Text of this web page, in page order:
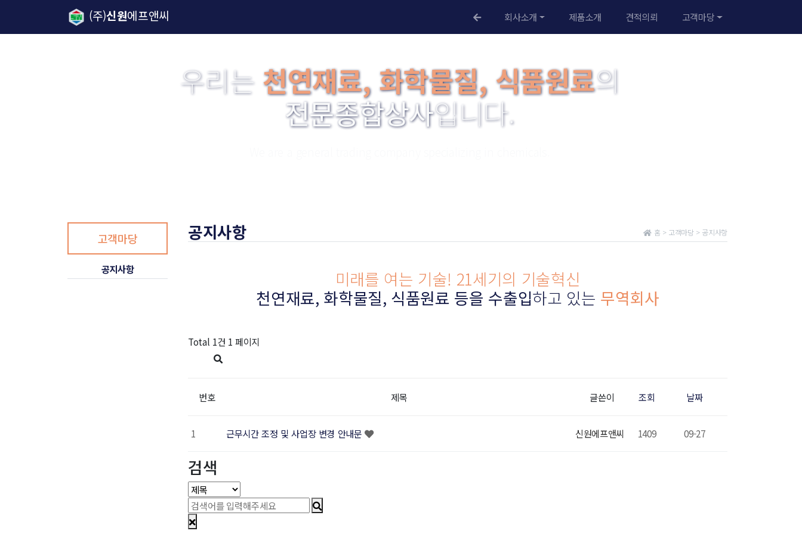
(주)신원에프앤씨 회사소개 제품소개 견적의뢰 고객마당
우리는 천연재료, 화학물질, 식품원료의
전문종합상사입니다.
고객마당
공지사항
공지사항 홈 > 고객마당 > 공지사항
미래를 여는 기술! 21세기의 기술혁신
천연재료, 화학물질, 식품원료 등을 수출입하고 있는 무역회사
Total 1건 1 페이지
번호 제목 글쓴이 조회 날짜
1 근무시간 조정 및 사업장 변경 안내문 신원에프앤씨 1409 09-27
검색